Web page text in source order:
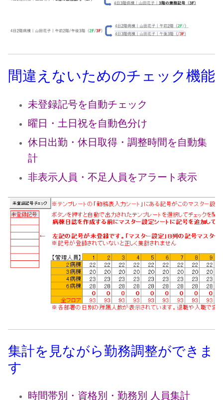
間違えないためのチェック機能
未登録記号を自動チェック
曜日・土日祝を自動色分け
休日出勤・休日取得・調整時間を自動集
計
非表示人員・不足人員をアラート表示
集計を見ながら勤務調整ができま
す
時間帯別・資格別・勤務別 人員集計